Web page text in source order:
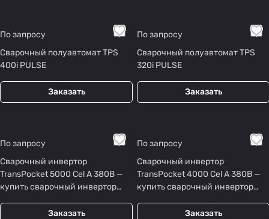
По запросу
Сварочный полуавтомат TPS
400i PULSE
Заказать
По запросу
Сварочный полуавтомат TPS
320i PULSE
Заказать
По запросу
Сварочный инвертор
TransPocket 5000 Cel А 380В —
купить сварочный инвертор
Заказать
По запросу
Сварочный инвертор
TransPocket 4000 Cel А 380В —
купить сварочный инвертор
Заказать